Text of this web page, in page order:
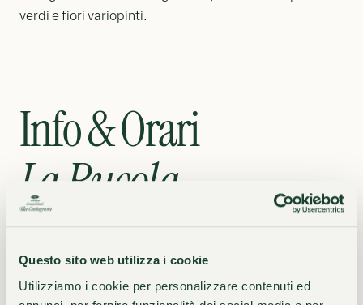
Questo sito web utilizza i cookie
Utilizziamo i cookie per personalizzare contenuti ed
verdi e fiori variopinti.
Info & Orari
La Rucola
12.00 - 22.30